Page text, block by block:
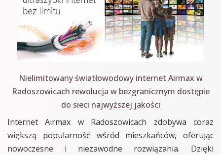
Nielimitowany światłowodowy internet Airmax w
Radoszowicach rewolucja w bezgranicznym dostępie
do sieci najwyższej jakości
Internet Airmax w Radoszowicach zdobywa coraz
większą popularność wśród mieszkańców, oferując
nowoczesne i niezawodne rozwiązania. Dzięki